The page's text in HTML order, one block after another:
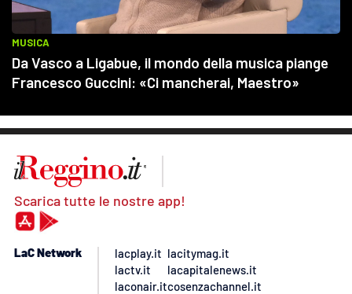
Scarica tutte le nostre app!
LaC Network
lacplay.it
lactv.it
laconair.it
lacitymag.it
lacapitalenews.it
cosenzachannel.it